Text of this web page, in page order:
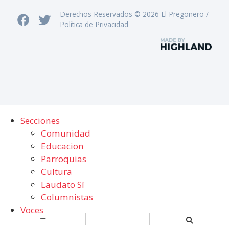
Derechos Reservados © 2026 El Pregonero /
Política de Privacidad
Secciones
Comunidad
Educacion
Parroquias
Cultura
Laudato Sí
Columnistas
Voces